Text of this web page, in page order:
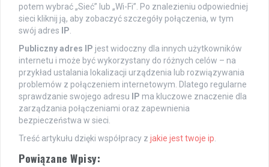
potem wybrać „Sieć” lub „Wi-Fi”. Po znalezieniu odpowiedniej
sieci kliknij ją, aby zobaczyć szczegóły połączenia, w tym
swój adres
IP
Publiczny adres IP jest widoczny dla innych użytkowników
internetu i może być wykorzystany do różnych celów – na
przykład ustalania lokalizacji urządzenia lub rozwiązywania
problemów z połączeniem internetowym. Dlatego regularne
sprawdzanie swojego adresu
IP ma kluczowe znaczenie dla
zarządzania połączeniami oraz zapewnienia
bezpieczeństwa w sieci.
Treść artykułu dzięki współpracy z jakie jest twoje ip
Powiązane Wpisy: